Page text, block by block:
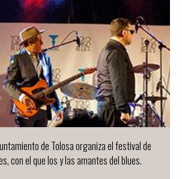
de Tolosa organiza el festival de
con el que los y las amantes del blues.